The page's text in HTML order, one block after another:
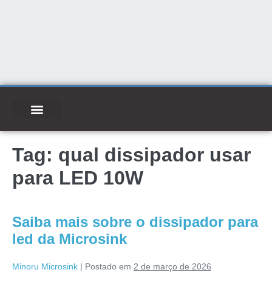
Tag: qual dissipador usar
para LED 10W
Saiba mais sobre o dissipador para
led da Microsink
Minoru Microsink | Postado em 2 de março de 2026